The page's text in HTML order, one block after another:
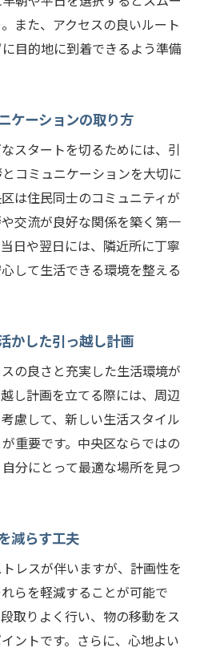
また、アクセスの良いルート
目的地に到着できるよう準備
ケーションの取り方
スタートを切るためには、引
コミュニケーションを大切に
は住民同士のコミュニティが
交流が良好な関係を築く第一
日や翌日には、隣近所に丁寧
して生活できる環境を整える
かした引っ越し計画
の良さと充実した生活環境が
し計画を立てる際には、周辺
慮して、新しい生活スタイル
重要です。中央区ならではの
分にとって最適な場所を見つ
減らす工夫
レスが伴いますが、計画性を
らを軽減することが可能で
取りよく行い、物の移動をス
ントです。さらに、心地よい